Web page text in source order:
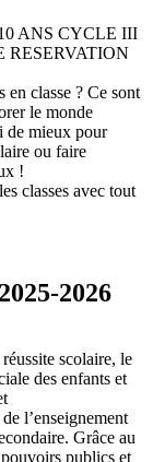
ANS CYCLE III
RESERVATION
classe ? Ce sont
le monde
de mieux pour
ou faire
!
classes avec tout
2026
scolaire, le
des enfants et
l’enseignement
Grâce au
publics et